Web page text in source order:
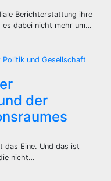
Berichterstattung ihre
es dabei nicht mehr um…
Politik und Gesellschaft
der
das Eine. Und das ist
nicht…